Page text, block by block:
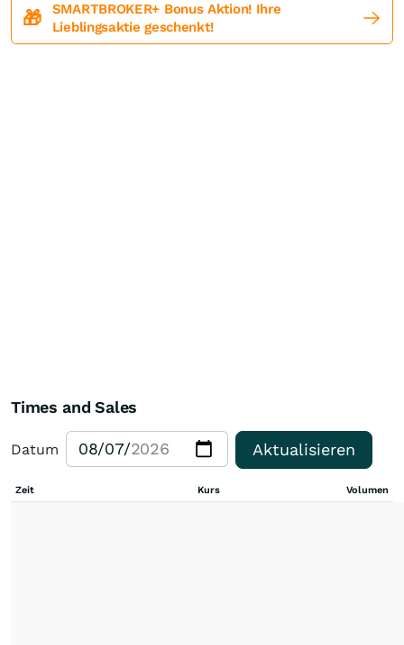
🎁
SMARTBROKER+ Bonus Aktion! Ihre
Lieblingsaktie geschenkt!
Times and Sales
Datum Aktualisieren
Zeit Kurs Volumen